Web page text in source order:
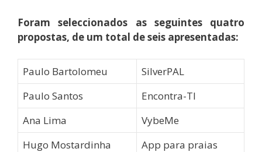
Foram seleccionados as seguintes quatro
propostas, de um total de seis apresentadas:
Paulo Bartolomeu
SilverPAL
Paulo Santos
Encontra-TI
Ana Lima
VybeMe
Hugo Mostardinha
App para praias